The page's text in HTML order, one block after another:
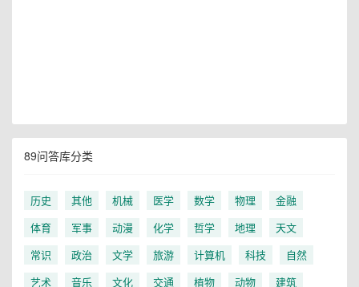
89问答库分类
历史 其他 机械 医学 数学 物理
金融
体育
军事 动漫 化学 哲学 地理
天文
常识
政治 文学 旅游 计算机 科技
自然
艺术
音乐 文化 交通 植物 动物
建筑